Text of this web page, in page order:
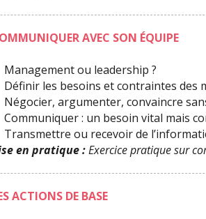
AVEC SON ÉQUIPE
Management ou leadership ?
Définir les besoins et contraintes des
Négocier, argumenter, convaincre
Communiquer : un besoin vital mais
Transmettre ou recevoir de
en pratique :Exercice pratique sur
ACTIONS DE BASE